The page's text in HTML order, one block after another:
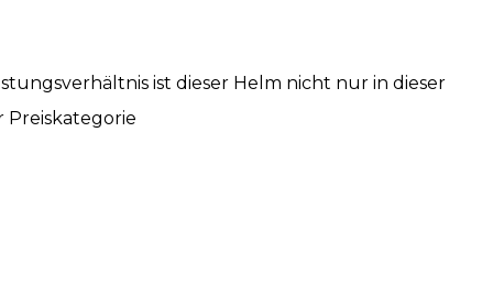
ist dieser Helm nicht nur in dieser
Preiskategorie